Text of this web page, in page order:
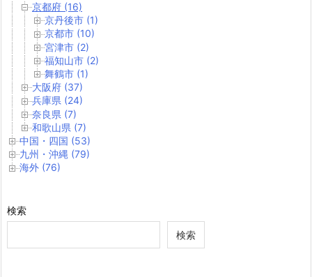
京都府 (16)
京丹後市 (1)
京都市 (10)
宮津市 (2)
福知山市 (2)
舞鶴市 (1)
大阪府 (37)
兵庫県 (24)
奈良県 (7)
和歌山県 (7)
中国・四国 (53)
九州・沖縄 (79)
海外 (76)
検索
検索